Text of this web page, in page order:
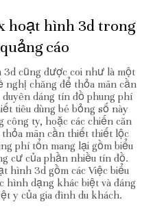
hoạt hình 3d trong
cáo
cũng được coi như là một
nghị chăng để thỏa mãn cần
dáng tín đồ phung phí
tiêu dùng bé bỏng số này
công ty, hoặc các chiến căn
mãn cần thiết thiết lộc
phí tổn mang lại gồm biểu
cư của phần nhiều tín đồ.
hình 3d gồm các Việc biểu
hình dạng khác biệt và đáng
y của gia đình du khách.